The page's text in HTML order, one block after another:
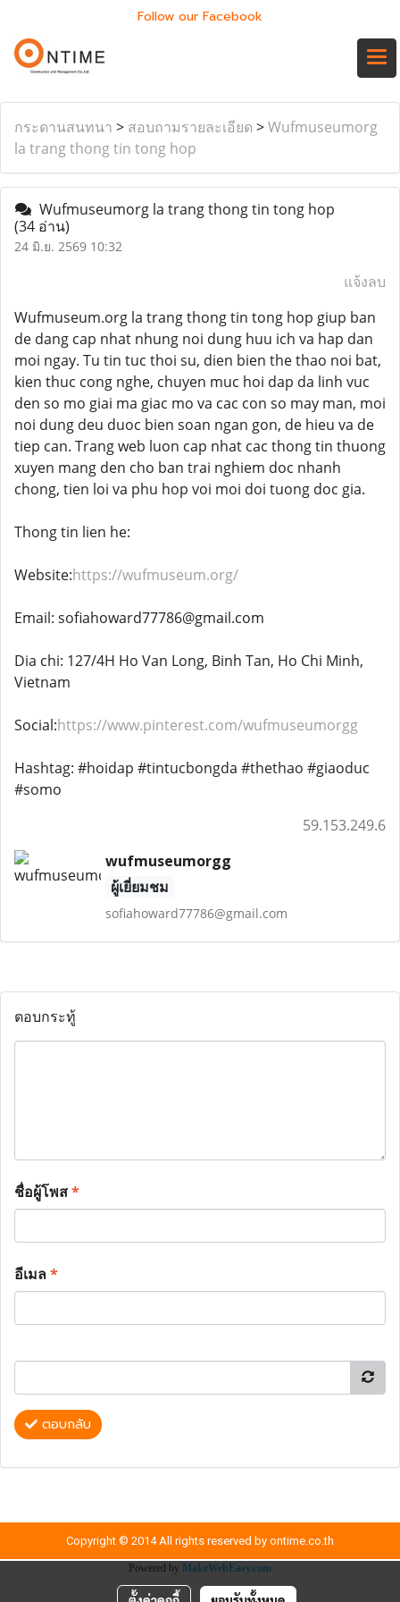
Follow our Facebook
กระดานสนทนา > สอบถามรายละเอียด >Wufmuseumorg
la trang thong tin tong hop
Wufmuseumorg la trang thong tin tong hop
(34 อ่าน)
24 มิ.ย. 2569 10:32
แจ้งลบ
Wufmuseum.org la trang thong tin tong hop giup ban
de dang cap nhat nhung noi dung huu ich va hap dan
moi ngay. Tu tin tuc thoi su, dien bien the thao noi bat,
kien thuc cong nghe, chuyen muc hoi dap da linh vuc
den so mo giai ma giac mo va cac con so may man, moi
noi dung deu duoc bien soan ngan gon, de hieu va de
tiep can. Trang web luon cap nhat cac thong tin thuong
xuyen mang den cho ban trai nghiem doc nhanh
chong, tien loi va phu hop voi moi doi tuong doc gia.
Thong tin lien he:
Website:https://wufmuseum.org/
Email: sofiahoward77786@gmail.com
Dia chi: 127/4H Ho Van Long, Binh Tan, Ho Chi Minh,
Vietnam
Social:https://www.pinterest.com/wufmuseumorgg
Hashtag: #hoidap #tintucbongda #thethao #giaoduc
#somo
59.153.249.6
wufmuseumorgg
ผู้เยี่ยมชม
sofiahoward77786@gmail.com
ตอบกระทู้
ชื่อผู้โพส*
อีเมล*
ตอบกลับ
Copyright © 2014 All rights reserved by ontime.co.th
Powered by MakeWebEasy.com